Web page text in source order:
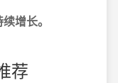
增长。
荐